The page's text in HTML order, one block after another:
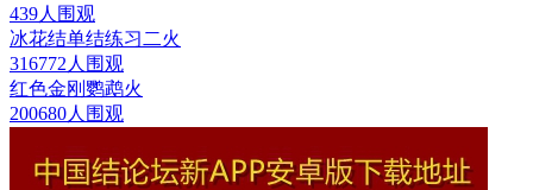
439人围观
冰花结单结练习二火
316772人围观
红色金刚鹦鹉火
200680人围观